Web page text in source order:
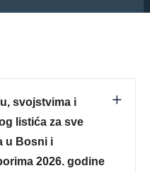
svojstvima i
listića za sve
u Bosni i
2026. godine